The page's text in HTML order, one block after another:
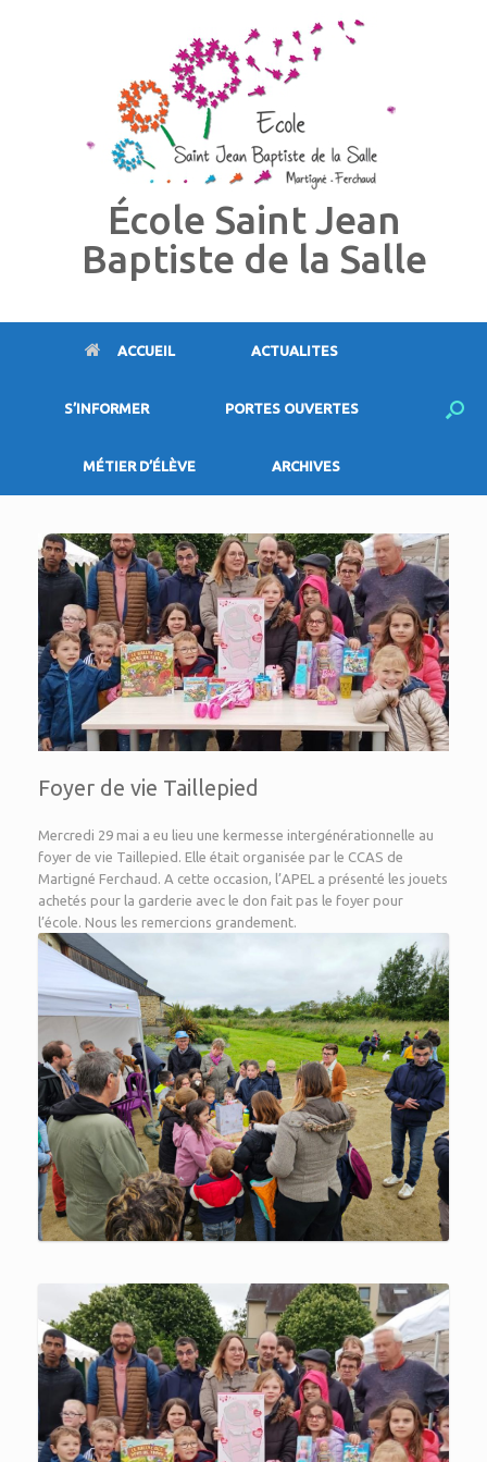
École Saint Jean
Baptiste de la Salle
ACCUEIL ACTUALITES
S’INFORMER PORTES OUVERTES
MÉTIER D’ÉLÈVE ARCHIVES
Foyer de vie Taillepied
Mercredi 29 mai a eu lieu une kermesse intergénérationnelle au
foyer de vie Taillepied. Elle était organisée par le CCAS de
Martigné Ferchaud. A cette occasion, l’APEL a présenté les jouets
achetés pour la garderie avec le don fait pas le foyer pour
l’école. Nous les remercions grandement.